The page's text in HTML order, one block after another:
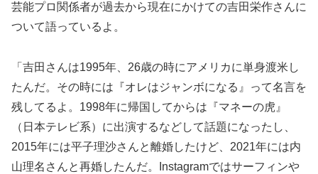
芸能プロ関係者が過去から現在にかけての吉田栄作さんに
ついて語っているよ。
「吉田さんは1995年、26歳の時にアメリカに単身渡米し
たんだ。その時には『オレはジャンボになる』って名言を
残してるよ。1998年に帰国してからは『マネーの虎』
（日本テレビ系）に出演するなどして話題になったし、
2015年には平子理沙さんと離婚したけど、2021年には内
山理名さんと再婚したんだ。Instagramではサーフィンや